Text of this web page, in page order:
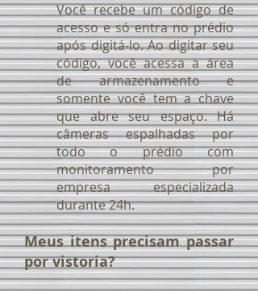
Você recebe um código de
acesso e só entra no prédio
após digitá-lo. Ao digitar seu
código, você acessa a área
de armazenamento e
somente você tem a chave
que abre seu espaço. Há
câmeras espalhadas por
todo o prédio com
monitoramento por
empresa especializada
durante 24h.
Meus itens precisam passar
por vistoria?